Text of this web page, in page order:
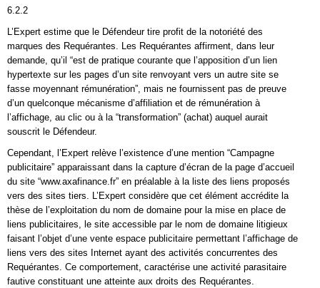
6.2.2
L’Expert estime que le Défendeur tire profit de la notoriété des
marques des Requérantes. Les Requérantes affirment, dans leur
demande, qu’il “est de pratique courante que l’apposition d’un lien
hypertexte sur les pages d’un site renvoyant vers un autre site se
fasse moyennant rémunération”, mais ne fournissent pas de preuve
d’un quelconque mécanisme d’affiliation et de rémunération à
l’affichage, au clic ou à la “transformation” (achat) auquel aurait
souscrit le Défendeur.
Cependant, l’Expert relève l’existence d’une mention “Campagne
publicitaire” apparaissant dans la capture d’écran de la page d’accueil
du site “www.axafinance.fr” en préalable à la liste des liens proposés
vers des sites tiers. L’Expert considère que cet élément accrédite la
thèse de l’exploitation du nom de domaine pour la mise en place de
liens publicitaires, le site accessible par le nom de domaine litigieux
faisant l’objet d’une vente espace publicitaire permettant l’affichage de
liens vers des sites Internet ayant des activités concurrentes des
Requérantes. Ce comportement, caractérise une activité parasitaire
fautive constituant une atteinte aux droits des Requérantes.